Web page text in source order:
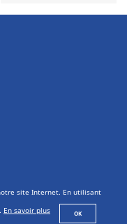
site Internet. En utilisant
En savoir plus OK
SOCAFLUID